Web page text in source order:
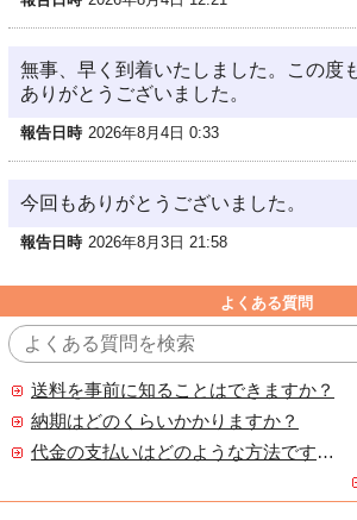
無事、早く到着いたしました。この度
ありがとうございました。
報告日時 2026年8月4日 0:33
今回もありがとうございました。
報告日時 2026年8月3日 21:58
よくある質問
送料を事前に知ることはできますか？
納期はどのくらいかかりますか？
代金の支払いはどのような方法ですか？